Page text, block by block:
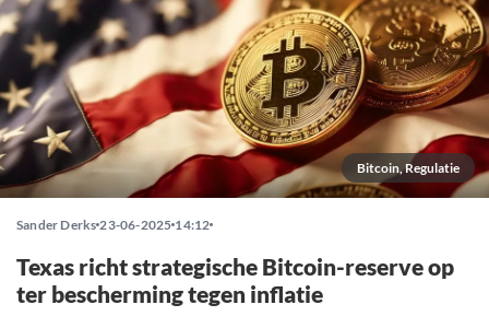
Bitcoin, Regulatie
Sander Derks 23-06-2025 14:12
Texas richt strategische Bitcoin-reserve op
ter bescherming tegen inflatie